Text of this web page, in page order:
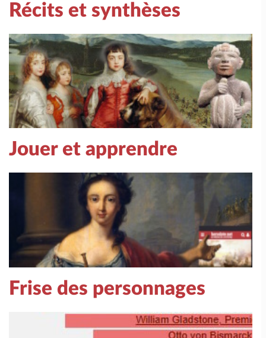
Récits et synthèses
Jouer et apprendre
Frise des personnages